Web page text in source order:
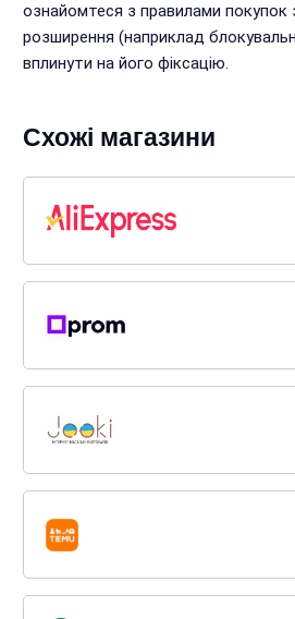
ознайомтеся з правилами покупок
розширення (наприклад
вплинути на його фіксацію.
Схожі магазини